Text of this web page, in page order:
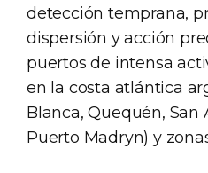
detección temprana,
dispersión y acción
puertos de intensa
en la costa atlántica
Blanca, Quequén, San
Puerto Madryn) y